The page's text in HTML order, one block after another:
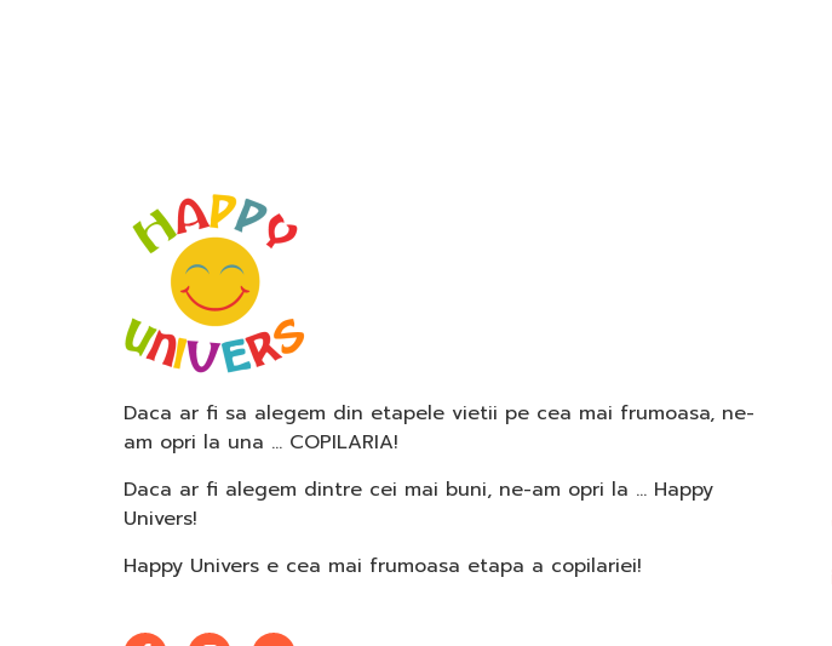
Daca ar fi sa alegem din etapele vietii pe cea mai frumoasa, ne-
am opri la una … COPILARIA!
Daca ar fi alegem dintre cei mai buni, ne-am opri la … Happy
Univers!
Happy Univers e cea mai frumoasa etapa a copilariei!